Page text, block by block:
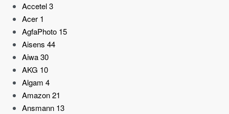
Accetel3
Acer 1
AgfaPhoto 15
Aisens 44
Aiwa30
AKG 10
Algam 4
Amazon21
Ansmann 13